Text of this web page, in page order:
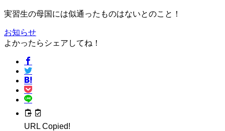
実習生の母国には似通ったものはないとのこと！
お知らせ
よかったらシェアしてね！
URL Copied!